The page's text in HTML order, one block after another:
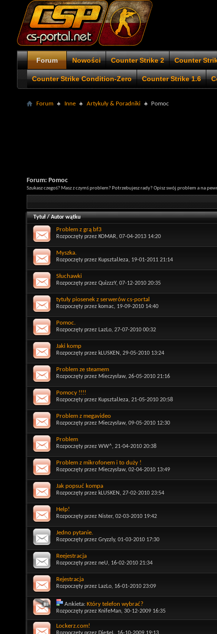
Forum Nowości Counter Strike 2 Counter
Counter Strike Condition-Zero Counter Strike 1.6
Forum Inne Artykuły & Poradniki Pomoc
Forum: Pomoc
Szukasz czegoś? Masz z czymś problem? Potrzebujesz rady? Opisz swój problem a na
Tytuł/Autor wątku
Problem z grą bf3
Rozpoczęty przez KOMAR, 07-04-2013 14:20
Myszka.
Rozpoczęty przez KupsztalJeza, 19-01-2011 21:14
Słuchawki
Rozpoczęty przez QuizzzY, 07-12-2010 20:35
tytuły piosenek z serwerów cs-portal
Rozpoczęty przez komac, 19-09-2010 14:40
Pomoc.
Rozpoczęty przez LazLo, 27-07-2010 00:32
Jaki komp
Rozpoczęty przez kLUSKEN , 29-05-2010 13:24
Problem ze steamem
Rozpoczęty przez Mieczysław, 26-05-2010 21:16
Pomocy !!!!
Rozpoczęty przez KupsztalJeza, 21-05-2010 20:58
Problem z megavideo
Rozpoczęty przez Mieczysław, 09-05-2010 12:30
Problem
Rozpoczęty przez WW^, 21-04-2010 20:38
Problem z mikrofonem i to duży !
Rozpoczęty przez Mieczysław, 02-04-2010 13:49
Jak popsuć kompa
Rozpoczęty przez kLUSKEN , 27-02-2010 23:54
Help!
Rozpoczęty przez Nister, 02-03-2010 19:42
Jedno pytanie.
Rozpoczęty przez Gryzzly, 01-03-2010 17:30
Reejestracja
Rozpoczęty przez neU, 16-02-2010 21:34
Rejestracja
Rozpoczęty przez LazLo, 16-01-2010 23:09
Ankieta: Który telefon wybrać?
Rozpoczęty przez KnifeMan, 30-12-2009 16:35
Lockerz.com!